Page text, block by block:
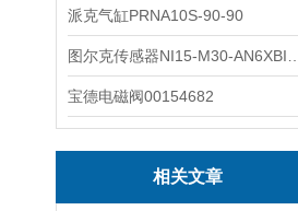
派克气缸PRNA10S-90-90
宝德电磁阀00154682
相关文章